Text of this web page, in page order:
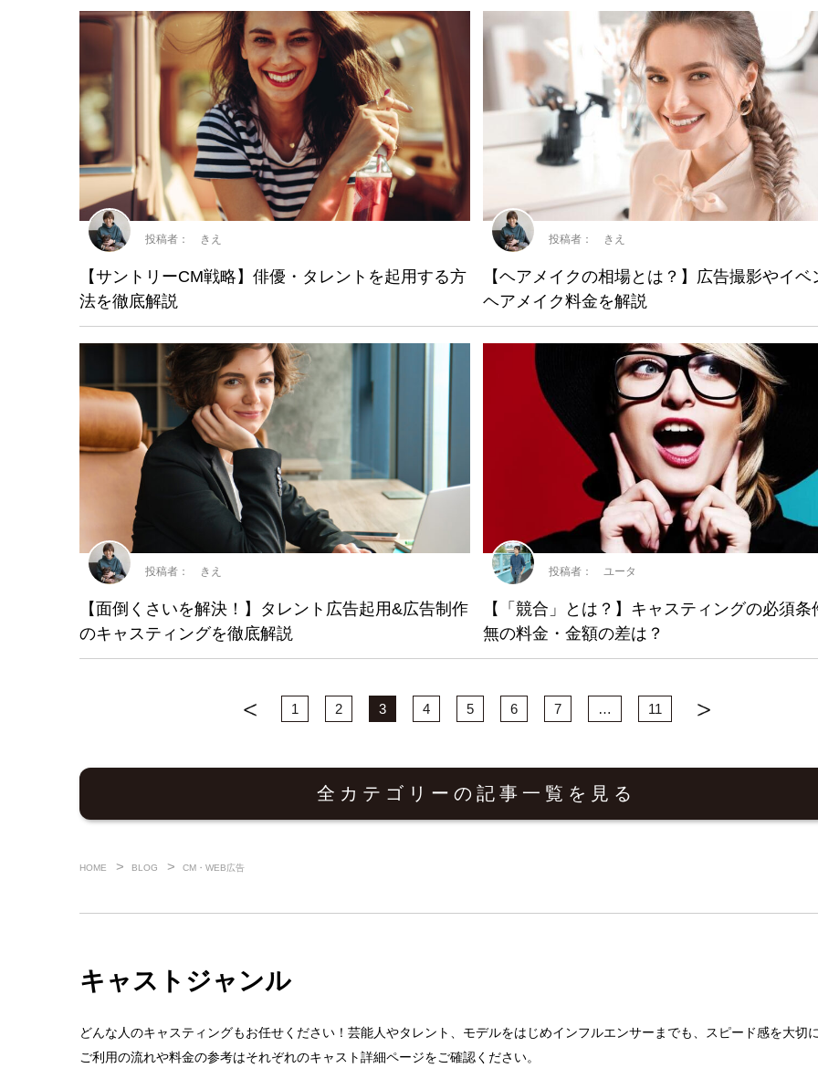
【サントリーCM戦略】俳優・タレントを起用する方
法を徹底解説
投稿者： きえ
【ヘアメイクの相場とは？】広告撮影やイベ
ヘアメイク料金を解説
投稿者： きえ
【面倒くさいを解決！】タレント広告起用&広告制作
のキャスティングを徹底解説
投稿者： きえ
【「競合」とは？】キャスティングの必須条
無の料金・金額の差は？
投稿者： ユータ
1 2 3 4 5 6 7 … 11
全カテゴリーの 記事一覧を見る
HOME BLOG CM・WEB広告
キャストジャンル
どんな人のキャスティングもお任せください！芸能人やタレント、モデルをはじめインフルエンサーまでも、スピード感を大切
ご利用の流れや料金の参考はそれぞれのキャスト詳細ページをご確認ください。